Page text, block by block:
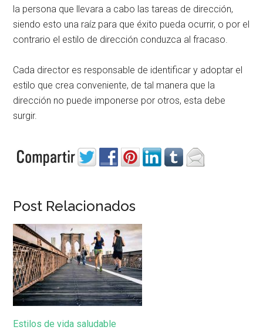
la persona que llevara a cabo las tareas de dirección,
siendo esto una raíz para que éxito pueda ocurrir, o por el
contrario el estilo de dirección conduzca al fracaso.
Cada director es responsable de identificar y adoptar el
estilo que crea conveniente, de tal manera que la
dirección no puede imponerse por otros, esta debe
surgir.
Post Relacionados
Estilos de vida saludable